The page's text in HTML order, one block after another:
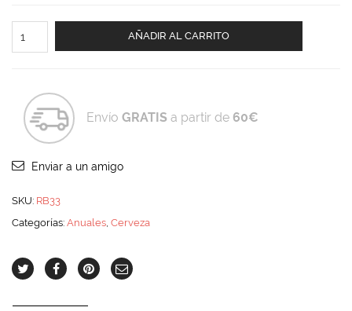
blanca
AÑADIR AL CARRITO
Envío GRATIS a partir de 60€
Enviar a un amigo
SKU: RB33
Categorías: Anuales, Cerveza